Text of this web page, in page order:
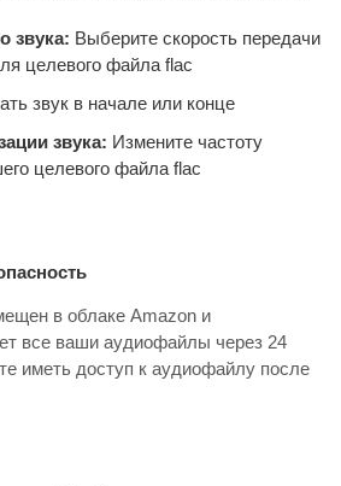
звука: Выберите скорость передачи
целевого файла flac
звук в начале или конце
звука: Измените частоту
целевого файла flac
в облаке Amazon и
все ваши аудиофайлы через 24
иметь доступ к аудиофайлу после